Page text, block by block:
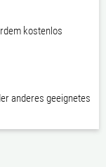
kostenlos
anderes geeignetes